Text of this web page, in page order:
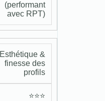
(performant
avec RPT)
Esthétique &
finesse des
profils
⭐️⭐️⭐️